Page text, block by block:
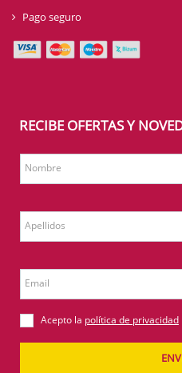
Pago seguro
RECIBE OFERTAS Y
Nombre
Apellidos
Email
Acepto la política de privacidad